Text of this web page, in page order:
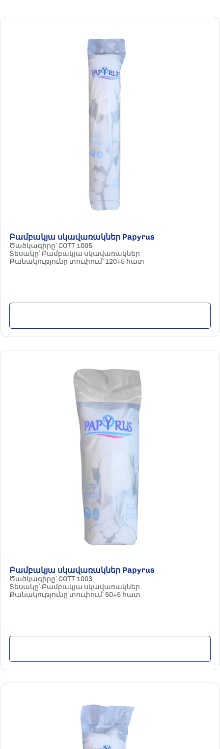
Բամբակյա սկավառակներ Papyrus
Ծածկագիրը՝ COTT 1005
Տեսակը՝ Բամբակյա սկավառակներ
Քանակությունը տուփում՝ 120+5 հատ
Բամբակյա սկավառակներ Papyrus
Ծածկագիրը՝ COTT 1003
Տեսակը՝ Բամբակյա սկավառակներ
Քանակությունը տուփում՝ 50+5 հատ